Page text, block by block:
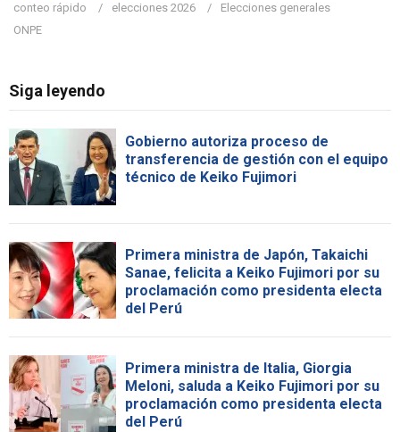
conteo rápido
elecciones 2026
Elecciones generales
ONPE
Siga leyendo
Gobierno autoriza proceso de
transferencia de gestión con el equipo
técnico de Keiko Fujimori
Primera ministra de Japón, Takaichi
Sanae, felicita a Keiko Fujimori por su
proclamación como presidenta electa
del Perú
Primera ministra de Italia, Giorgia
Meloni, saluda a Keiko Fujimori por su
proclamación como presidenta electa
del Perú